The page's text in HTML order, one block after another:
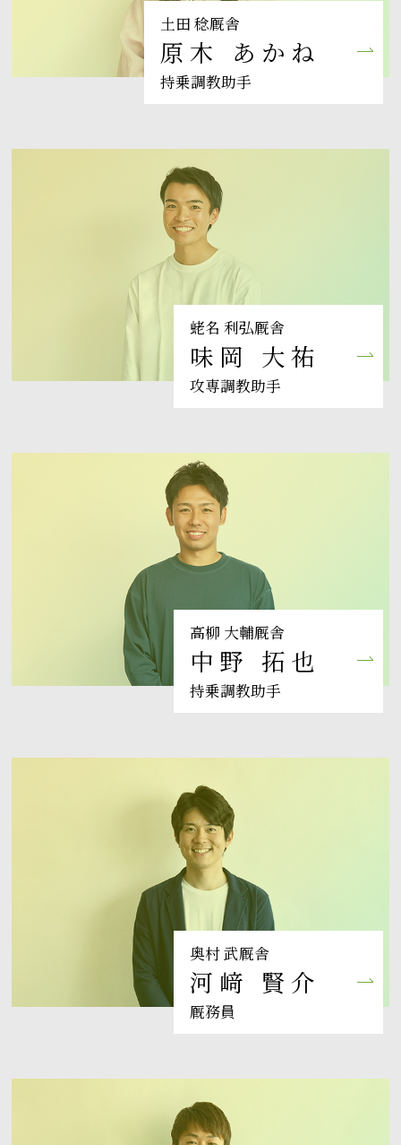
土田 稔厩舎
原木 あかね
持乗調教助手
蛯名 利弘厩舎
味岡 大祐
攻専調教助手
高柳 大輔厩舎
中野 拓也
持乗調教助手
奥村 武厩舎
河﨑 賢介
厩務員